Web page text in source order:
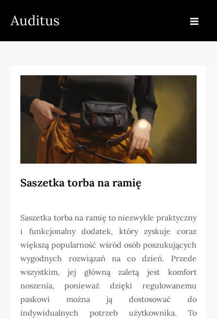
Auditus
Saszetka torba na ramię
Saszetka torba na ramię to niezwykle praktyczny
i funkcjonalny dodatek, który zyskuje coraz
większą popularność wśród osób poszukujących
wygodnych rozwiązań na co dzień. Przede
wszystkim, jej główną zaletą jest komfort
noszenia, ponieważ dzięki regulowanemu
paskowi można ją dostosować do
indywidualnych potrzeb użytkownika. To